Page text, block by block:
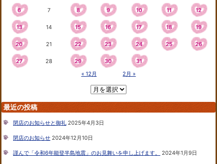
6 7 8 9 10 11 12
13 14 15 16 17 18 19
20 21 22 23 24 25 26
27 28 29 30
31
« 12月
2月 »
最近の投稿
閉店のお知らせと御礼 2025年4月3日
閉店のお知らせ 2024年12月10日
謹んで「令和6年能登半島地震」のお見舞いを申し上げます。 2024年1月9日